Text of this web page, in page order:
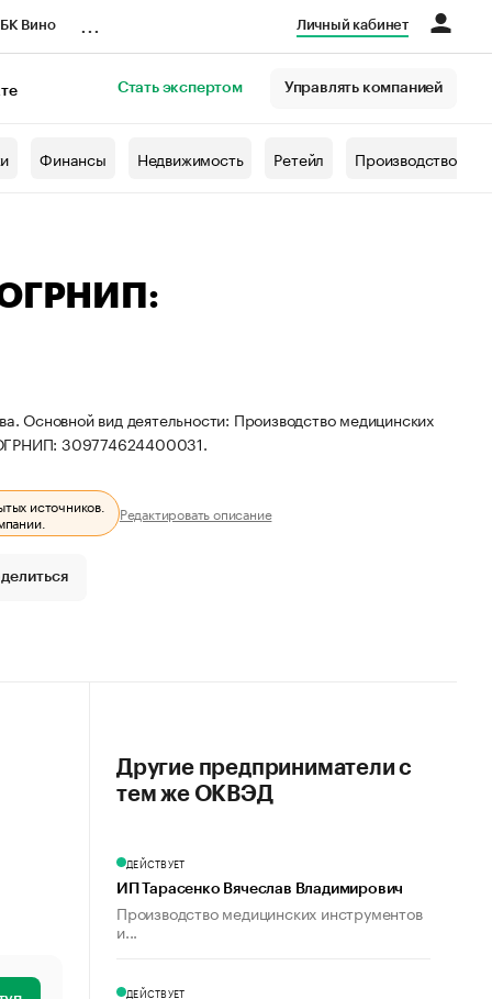
Вино Личный кабинет
Стать экспертом Управлять компанией
Финансы Недвижимость Ретейл Производство
ОГРНИП:
Основной вид деятельности: Производство медицинских
309774624400031.
источников.
Редактировать описание
Другие предприниматели с
тем же ОКВЭД
ДЕЙСТВУЕТ
ИП Тарасенко Вячеслав Владимирович
Производство медицинских инструментов
и...
ДЕЙСТВУЕТ